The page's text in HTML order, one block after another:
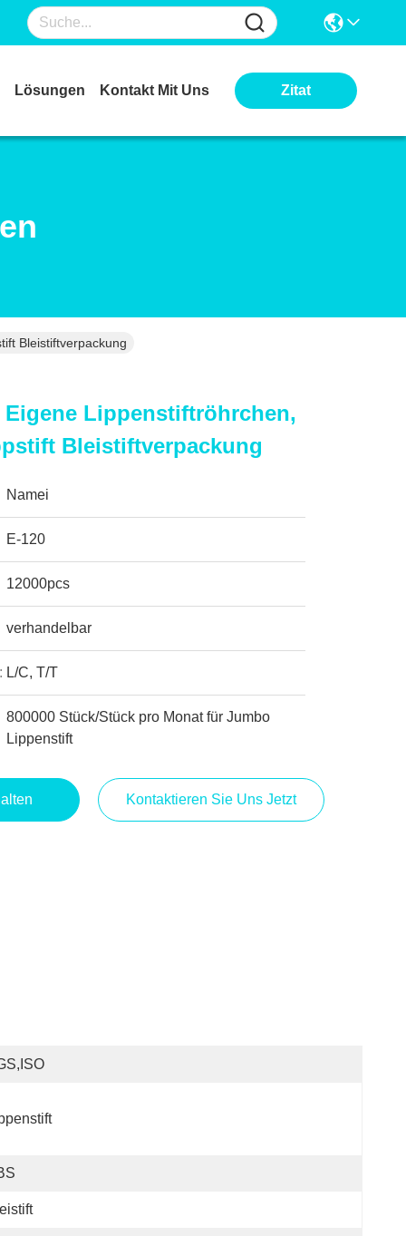
Lösungen Kontakt Mit Uns Zitat
Bleistiftverpackung
Eigene Lippenstiftröhrchen,
Bleistiftverpackung
Namei
E-120
12000pcs
verhandelbar
L/C, T/T
800000 Stück/Stück pro Monat für Jumbo
Lippenstift
Kontaktieren Sie Uns Jetzt